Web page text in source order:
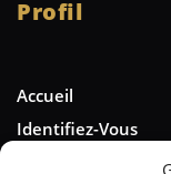
Profil
Accueil
Identifiez-Vous